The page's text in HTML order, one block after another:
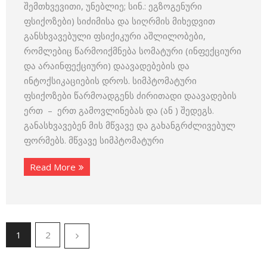
შემთხვევითი, უნებლიე; სინ.: ეგზოგენური
ფსიქოზები) სიძიმისა და სიღრმის მიხედვით
განსხვავებული ფსიქიკური აშლილობები,
რომლებიც წარმოიქმნება სომატური (ინფექციური
და არაინფექციური) დაავადებების და
ინტოქსიკაციების დროს. სიმპტომატური
ფსიქოზები წარმოადგენს ძირითადი დაავადების
ერთ – ერთ გამოვლინებას და (ან ) შედეგს.
განასხვავებენ მის მწვავე და გახანგრძლივებულ
ფორმებს. მწვავე სიმპტომატური
Read More
1 2